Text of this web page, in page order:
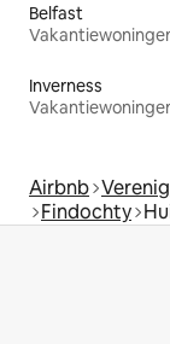
Belfast
Inverness
Airbnb
Findochty